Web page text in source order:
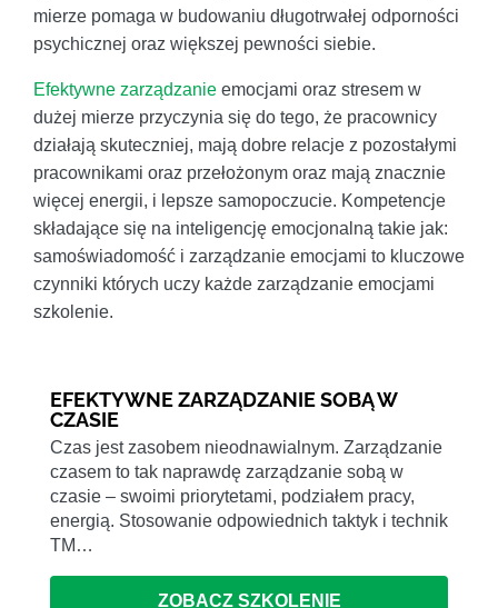
mierze pomaga w budowaniu długotrwałej odporności
psychicznej oraz większej pewności siebie.
Efektywne zarządzanie emocjami oraz stresem w
dużej mierze przyczynia się do tego, że pracownicy
działają skuteczniej, mają dobre relacje z pozostałymi
pracownikami oraz przełożonym oraz mają znacznie
więcej energii, i lepsze samopoczucie. Kompetencje
składające się na inteligencję emocjonalną takie jak:
samoświadomość i zarządzanie emocjami to kluczowe
czynniki których uczy każde zarządzanie emocjami
szkolenie.
EFEKTYWNE ZARZĄDZANIE SOBĄ W
CZASIE
Czas jest zasobem nieodnawialnym. Zarządzanie
czasem to tak naprawdę zarządzanie sobą w
czasie – swoimi priorytetami, podziałem pracy,
energią. Stosowanie odpowiednich taktyk i technik
TM…
ZOBACZ SZKOLENIE